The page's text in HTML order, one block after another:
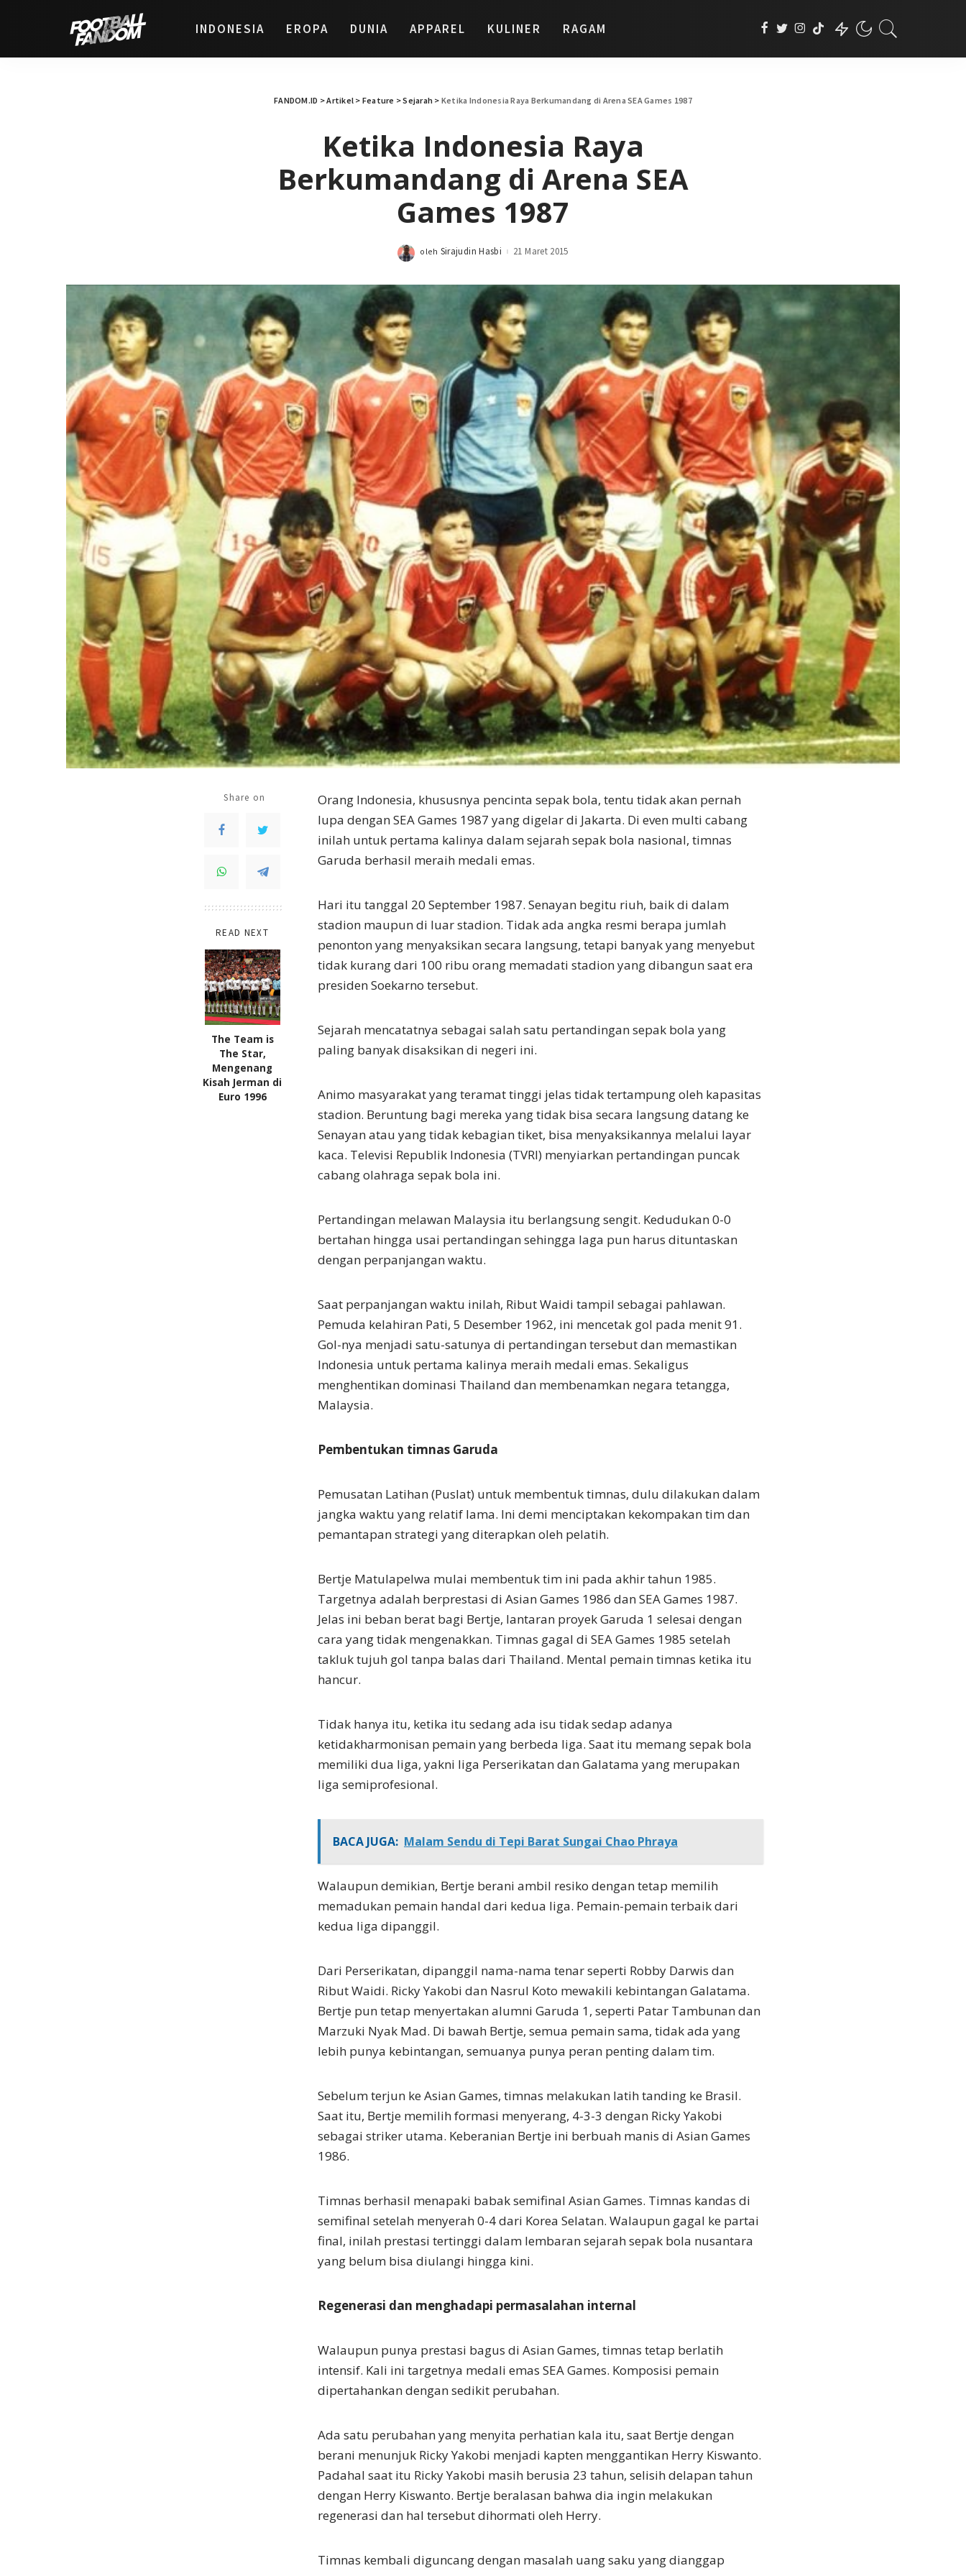
INDONESIA EROPA DUNIA APPAREL KULINER RAGAM
FANDOM.ID >Artikel > Feature >Sejarah > Ketika Indonesia Raya Berkumandang di Arena SEA Games 1987
Ketika Indonesia Raya
Berkumandang di Arena SEA
Games 1987
Posted
oleh Sirajudin Hasbi 21 Maret 2015
Share on
READ NEXT
The Team is
The Star,
Mengenang
Kisah Jerman di
Euro 1996
Orang Indonesia, khususnya pencinta sepak bola, tentu tidak akan pernah
lupa dengan SEA Games 1987 yang digelar di Jakarta. Di even multi cabang
inilah untuk pertama kalinya dalam sejarah sepak bola nasional, timnas
Garuda berhasil meraih medali emas.
Hari itu tanggal 20 September 1987. Senayan begitu riuh, baik di dalam
stadion maupun di luar stadion. Tidak ada angka resmi berapa jumlah
penonton yang menyaksikan secara langsung, tetapi banyak yang menyebut
tidak kurang dari 100 ribu orang memadati stadion yang dibangun saat era
presiden Soekarno tersebut.
Sejarah mencatatnya sebagai salah satu pertandingan sepak bola yang
paling banyak disaksikan di negeri ini.
Animo masyarakat yang teramat tinggi jelas tidak tertampung oleh kapasitas
stadion. Beruntung bagi mereka yang tidak bisa secara langsung datang ke
Senayan atau yang tidak kebagian tiket, bisa menyaksikannya melalui layar
kaca. Televisi Republik Indonesia (TVRI) menyiarkan pertandingan puncak
cabang olahraga sepak bola ini.
Pertandingan melawan Malaysia itu berlangsung sengit. Kedudukan 0-0
bertahan hingga usai pertandingan sehingga laga pun harus dituntaskan
dengan perpanjangan waktu.
Saat perpanjangan waktu inilah, Ribut Waidi tampil sebagai pahlawan.
Pemuda kelahiran Pati, 5 Desember 1962, ini mencetak gol pada menit 91.
Gol-nya menjadi satu-satunya di pertandingan tersebut dan memastikan
Indonesia untuk pertama kalinya meraih medali emas. Sekaligus
menghentikan dominasi Thailand dan membenamkan negara tetangga,
Malaysia.
Pembentukan timnas Garuda
Pemusatan Latihan (Puslat) untuk membentuk timnas, dulu dilakukan dalam
jangka waktu yang relatif lama. Ini demi menciptakan kekompakan tim dan
pemantapan strategi yang diterapkan oleh pelatih.
Bertje Matulapelwa mulai membentuk tim ini pada akhir tahun 1985.
Targetnya adalah berprestasi di Asian Games 1986 dan SEA Games 1987.
Jelas ini beban berat bagi Bertje, lantaran proyek Garuda 1 selesai dengan
cara yang tidak mengenakkan. Timnas gagal di SEA Games 1985 setelah
takluk tujuh gol tanpa balas dari Thailand. Mental pemain timnas ketika itu
hancur.
Tidak hanya itu, ketika itu sedang ada isu tidak sedap adanya
ketidakharmonisan pemain yang berbeda liga. Saat itu memang sepak bola
memiliki dua liga, yakni liga Perserikatan dan Galatama yang merupakan
liga semiprofesional.
BACA JUGA: Malam Sendu di Tepi Barat Sungai Chao Phraya
Walaupun demikian, Bertje berani ambil resiko dengan tetap memilih
memadukan pemain handal dari kedua liga. Pemain-pemain terbaik dari
kedua liga dipanggil.
Dari Perserikatan, dipanggil nama-nama tenar seperti Robby Darwis dan
Ribut Waidi. Ricky Yakobi dan Nasrul Koto mewakili kebintangan Galatama.
Bertje pun tetap menyertakan alumni Garuda 1, seperti Patar Tambunan dan
Marzuki Nyak Mad. Di bawah Bertje, semua pemain sama, tidak ada yang
lebih punya kebintangan, semuanya punya peran penting dalam tim.
Sebelum terjun ke Asian Games, timnas melakukan latih tanding ke Brasil.
Saat itu, Bertje memilih formasi menyerang, 4-3-3 dengan Ricky Yakobi
sebagai striker utama. Keberanian Bertje ini berbuah manis di Asian Games
1986.
Timnas berhasil menapaki babak semifinal Asian Games. Timnas kandas di
semifinal setelah menyerah 0-4 dari Korea Selatan. Walaupun gagal ke partai
final, inilah prestasi tertinggi dalam lembaran sejarah sepak bola nusantara
yang belum bisa diulangi hingga kini.
Regenerasi dan menghadapi permasalahan internal
Walaupun punya prestasi bagus di Asian Games, timnas tetap berlatih
intensif. Kali ini targetnya medali emas SEA Games. Komposisi pemain
dipertahankan dengan sedikit perubahan.
Ada satu perubahan yang menyita perhatian kala itu, saat Bertje dengan
berani menunjuk Ricky Yakobi menjadi kapten menggantikan Herry Kiswanto.
Padahal saat itu Ricky Yakobi masih berusia 23 tahun, selisih delapan tahun
dengan Herry Kiswanto. Bertje beralasan bahwa dia ingin melakukan
regenerasi dan hal tersebut dihormati oleh Herry.
Timnas kembali diguncang dengan masalah uang saku yang dianggap